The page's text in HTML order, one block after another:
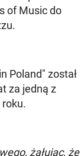
of Music do
Poland" został
za jedną z
żałując, że